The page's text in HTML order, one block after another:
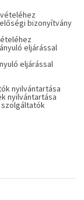
bizonyítvány
eljárással
eljárással
nyilvántartása
nyilvántartása